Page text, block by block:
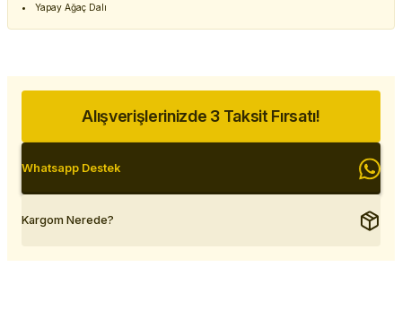
Yapay Ağaç Dalı
Alışverişlerinizde 3 Taksit Fırsatı!
Whatsapp Destek
Kargom Nerede?